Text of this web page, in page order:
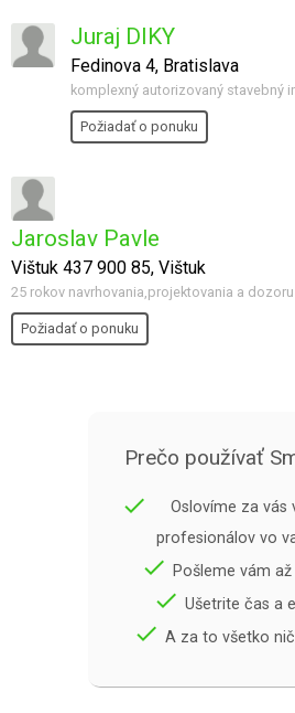
Juraj DIKY
Fedinova 4, Bratislava
komplexný autorizovaný stavebný
Požiadať o ponuku
Jaroslav Pavle
Vištuk 437 900 85, Vištuk
25 rokov navrhovania,projektovania a
Požiadať o ponuku
Prečo používať
done
Oslovíme za vás
profesionálov vo
done Pošleme vám
done Ušetrite čas a
done A za to všetko